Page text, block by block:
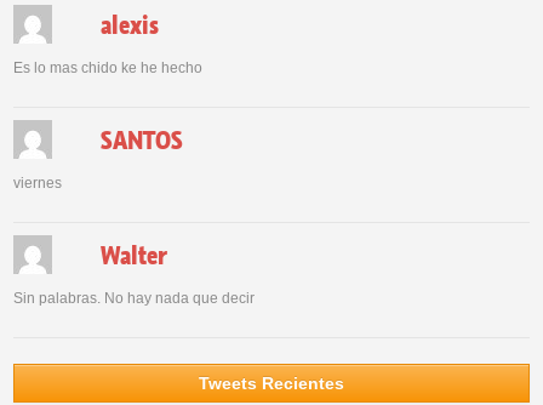
alexis
Es lo mas chido ke he hecho
SANTOS
viernes
Walter
Sin palabras. No hay nada que decir
Tweets Recientes